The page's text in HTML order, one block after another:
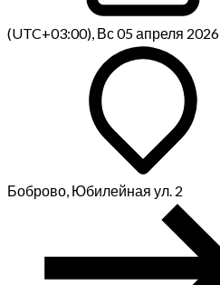
(UTC+03:00), Вс 05 апреля 2026
Боброво, Юбилейная ул. 2